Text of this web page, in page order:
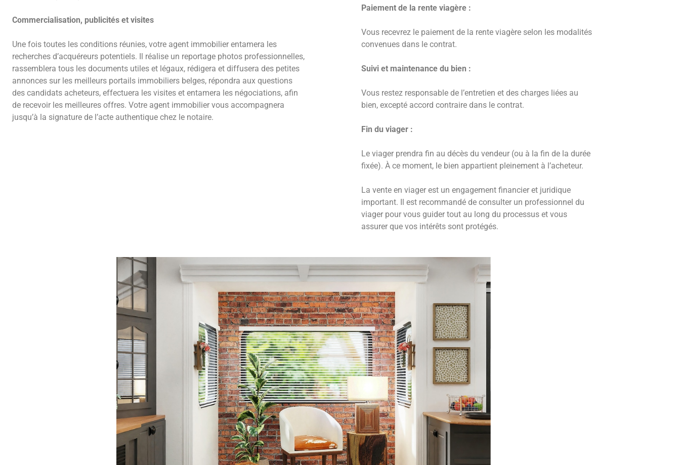
Commercialisation, publicités et visites
Une fois toutes les conditions réunies, votre agent immobilier entamera les
recherches d’acquéreurs potentiels. Il réalise un reportage photos professionnelles,
rassemblera tous les documents utiles et légaux, rédigera et diffusera des petites
annonces sur les meilleurs portails immobiliers belges, répondra aux questions
des candidats acheteurs, effectuera les visites et entamera les négociations, afin
de recevoir les meilleures offres. Votre agent immobilier vous accompagnera
jusqu’à la signature de l’acte authentique chez le notaire.
Paiement de la rente viagère :
Vous recevrez le paiement de la rente viagère selon les modalités
convenues dans le contrat.
Suivi et maintenance du bien :
Vous restez responsable de l’entretien et des charges liées au
bien, excepté accord contraire dans le contrat.
Fin du viager :
Le viager prendra fin au décès du vendeur (ou à la fin de la durée
fixée). À ce moment, le bien appartient pleinement à l’acheteur.
La vente en viager est un engagement financier et juridique
important. Il est recommandé de consulter un professionnel du
viager pour vous guider tout au long du processus et vous
assurer que vos intérêts sont protégés.